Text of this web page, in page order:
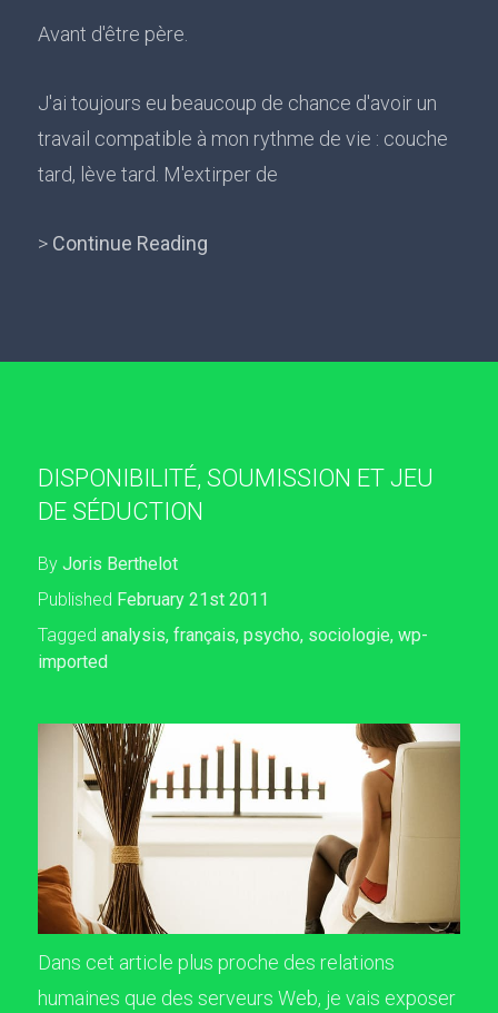
Avant d'être père.
J'ai toujours eu beaucoup de chance d'avoir un
travail compatible à mon rythme de vie : couche
tard, lève tard. M'extirper de
> Continue Reading
DISPONIBILITÉ, SOUMISSION ET JEU
DE SÉDUCTION
By Joris Berthelot
Published February 21st 2011
Tagged analysis, français, psycho, sociologie, wp-
imported
Dans cet article plus proche des relations
humaines que des serveurs Web, je vais exposer